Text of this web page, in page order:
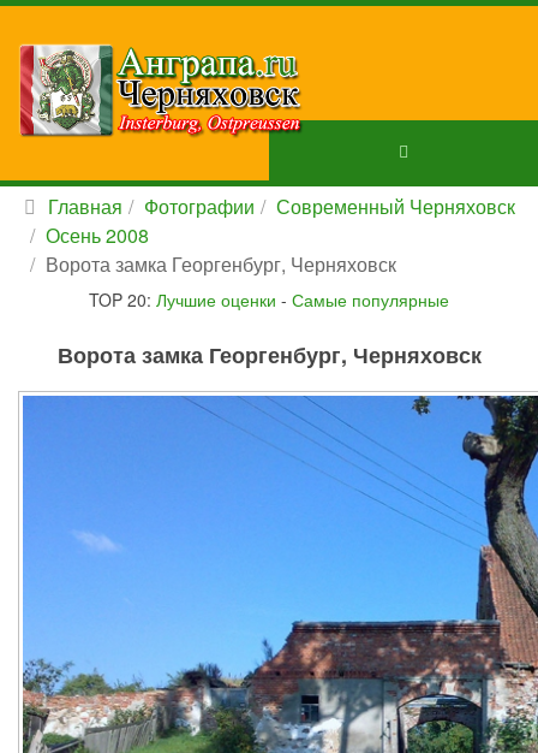
Главная Фотографии
Современный Черняховск
Осень 2008
Ворота замка Георгенбург, Черняховск
TOP 20: Лучшие оценки - Самые популярные
Ворота замка Георгенбург, Черняховск